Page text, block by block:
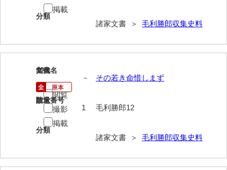
鍛冶利吉文書
堅田家文書（山口市）
堅田家文書（山口市２）
片山家文書（阿東町）
片山家文書（下関市豊浦）
月輪寺文書
分類
諸家文書 ＞ 毛利勝郎収集史料
掲載
12
文書名
その若き命惜しまず
請求番号
毛利勝郎12
分類
諸家文書 ＞ 毛利勝郎収集史料
年代
－
数量
1
閲覧
撮影
掲載